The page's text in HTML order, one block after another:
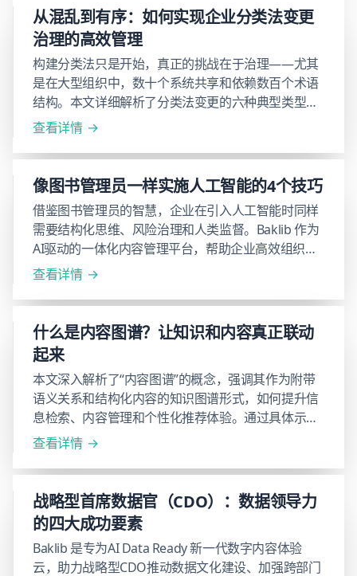
开启新一代用户交互体验。
从混乱到有序：如何实现企业分类法变更
治理的高效管理
构建分类法只是开始，真正的挑战在于治理——尤其
是在大型组织中，数十个系统共享和依赖数百个术语
结构。本文详细解析了分类法变更的六种典型类型，
并展示如何建智能变更工作流、统一管理术语生命周
治理。
查看详情
像图书管理员一样实施人工智能的4个技巧
借鉴图书管理员的智慧，企业在引入人工智能时同样
需要结构化思维、风险治理和人类监督。Baklib 作为
AI驱动的一体化内容管理平台，帮助企业高效组织知
识、优化元数据结构，并实现内容多场景应用与体
查看详情
什么是内容图谱？让知识和内容真正联动
起来
本文深入解析了“内容图谱”的概念，强调其作为附带
语义关系和结构化内容的知识图谱形式，如何提升信
息检索、内容管理和个性化推荐体验。通过具体示
例，如搜索“光学”时展示的知识卡，文章展示了内容
点，打破信息孤岛，实现从任意节点出发的关联探
索。它不仅优化搜索效率，也为智能推荐和数据分析
提供支持，是推动企业数字化转型和知识资产价值化
的重要工具。
查看详情
战略型首席数据官（CDO）：数据领导力
的四大成功要素
Baklib 是专为AI Data Ready 新一代数字内容体验
云，助力战略型CDO推动数据文化建设、加强跨部门